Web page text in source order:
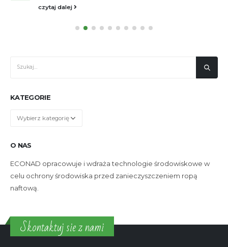
czytaj dalej
KATEGORIE
Kategorie
O NAS
ECONAD opracowuje i wdraża technologie środowiskowe w
celu ochrony środowiska przed zanieczyszczeniem ropą
naftową.
Skontaktuj sie z nami